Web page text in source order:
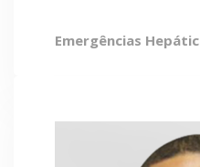
Emergências